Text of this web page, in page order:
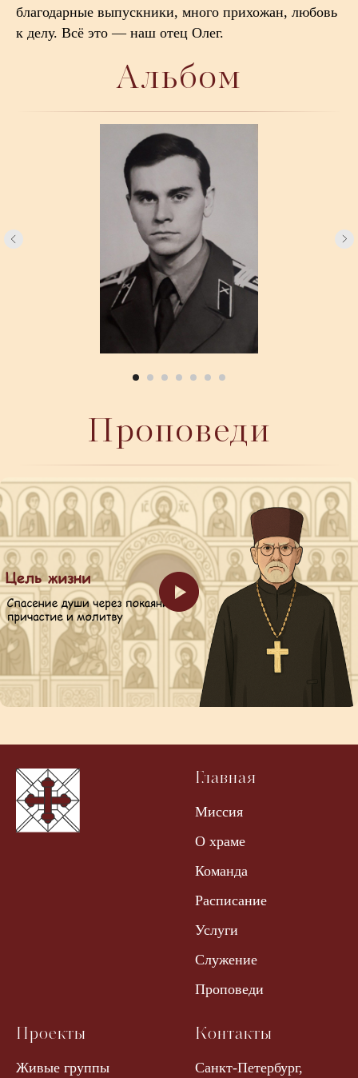
благодарные выпускники, много прихожан, любовь
к делу. Всё это — наш отец Олег.
Альбом
Проповеди
Главная
Миссия
О храме
Команда
Расписание
Услуги
Служение
Проповеди
Проекты
Живые группы
Контакты
Санкт-Петербург,